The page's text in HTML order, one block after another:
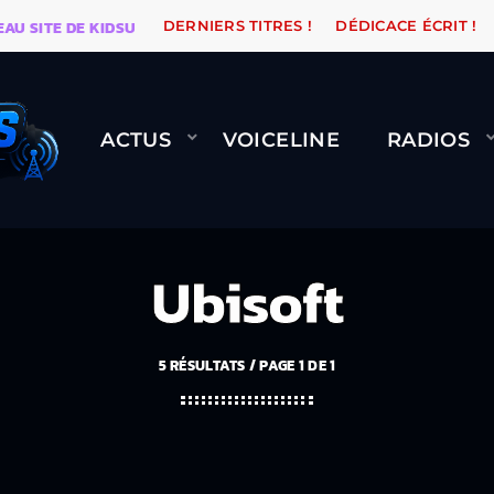
DE KIDSUNE WARÉTRO ORANGE ROAD QUI
DERNIERS TITRES ! DÉDICACE ÉCRIT !
ACTUS VOICELINE RADIOS
Ubisoft
5 RÉSULTATS / PAGE 1 DE 1